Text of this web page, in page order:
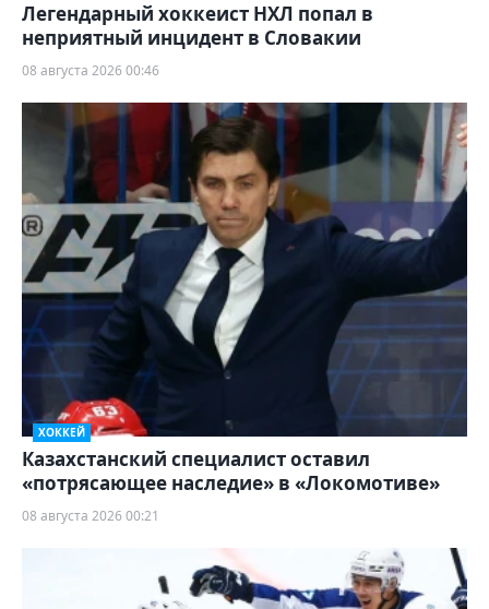
Легендарный хоккеист НХЛ попал в
неприятный инцидент в Словакии
08 августа 2026 00:46
ХОККЕЙ
Казахстанский специалист оставил
«потрясающее наследие» в «Локомотиве»
08 августа 2026 00:21